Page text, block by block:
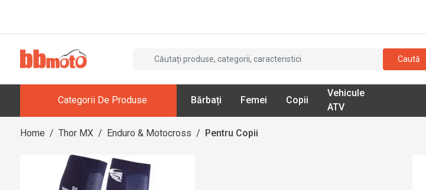
Caută
Categorii De Produse Bărbați Femei Copii
Vehicule
ATV
Home / Thor MX / Enduro & Motocross / Pentru Copii